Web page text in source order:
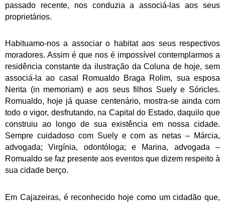
passado recente, nos conduzia a associá-las aos seus
proprietários.
Habituamo-nos a associar o habitat aos seus respectivos
moradores. Assim é que nos é impossível contemplarmos a
residência constante da ilustração da Coluna de hoje, sem
associá-la ao casal Romualdo Braga Rolim, sua esposa
Nerita (in memoriam) e aos seus filhos Suely e Sóricles.
Romualdo, hoje já quase centenário, mostra-se ainda com
todo o vigor, desfrutando, na Capital do Estado, daquilo que
construiu ao longo de sua existência em nossa cidade.
Sempre cuidadoso com Suely e com as netas – Márcia,
advogada; Virgínia, odontóloga; e Marina, advogada –
Romualdo se faz presente aos eventos que dizem respeito à
sua cidade berço.
Em Cajazeiras, é reconhecido hoje como um cidadão que,